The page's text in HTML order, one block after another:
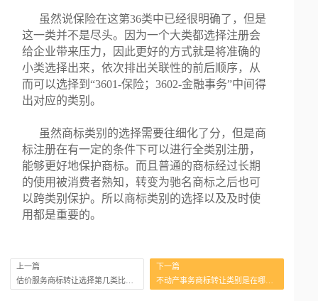
虽然说保险在这第36类中已经很明确了，但是
这一类并不是尽头。因为一个大类都选择注册会
给企业带来压力，因此更好的方式就是将准确的
小类选择出来，依次排出关联性的前后顺序，从
而可以选择到“3601-保险；3602-金融事务”中间得
出对应的类别。
虽然商标类别的选择需要往细化了分，但是商
标注册在有一定的条件下可以进行全类别注册，
能够更好地保护商标。而且普通的商标经过长期
的使用被消费者熟知，转变为驰名商标之后也可
以跨类别保护。所以商标类别的选择以及及时使
用都是重要的。
上一篇
下一篇
不动产事务商标转让类别是在哪一类中呢？